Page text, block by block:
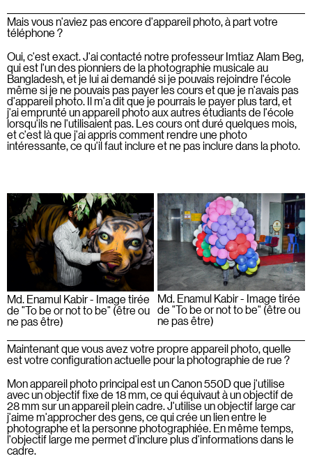
Mais vous n'aviez pas encore d'appareil photo, à part votre
téléphone ?
Oui, c'est exact. J'ai contacté notre professeur Imtiaz Alam Beg,
qui est l'un des pionniers de la photographie musicale au
Bangladesh, et je lui ai demandé si je pouvais rejoindre l'école
même si je ne pouvais pas payer les cours et que je n'avais pas
d'appareil photo. Il m'a dit que je pourrais le payer plus tard, et
j'ai emprunté un appareil photo aux autres étudiants de l'école
lorsqu'ils ne l'utilisaient pas. Les cours ont duré quelques mois,
et c'est là que j'ai appris comment rendre une photo
intéressante, ce qu'il faut inclure et ne pas inclure dans la photo.
Md. Enamul Kabir - Image tirée
de "To be or not to be" (être ou
ne pas être)
Md. Enamul Kabir - Image tirée
de "To be or not to be" (être ou
ne pas être)
Maintenant que vous avez votre propre appareil photo, quelle
est votre configuration actuelle pour la photographie de rue ?
Mon appareil photo principal est un Canon 550D que j'utilise
avec un objectif fixe de 18 mm, ce qui équivaut à un objectif de
28 mm sur un appareil plein cadre. J'utilise un objectif large car
j'aime m'approcher des gens, ce qui crée un lien entre le
photographe et la personne photographiée. En même temps,
l'objectif large me permet d'inclure plus d'informations dans le
cadre.